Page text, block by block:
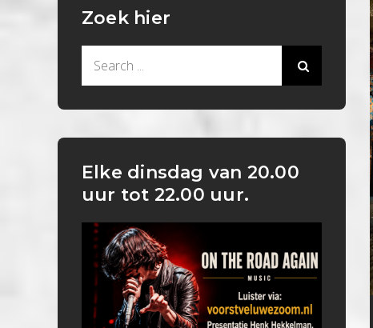
Zoek hier
Elke dinsdag van 20.00
uur tot 22.00 uur.